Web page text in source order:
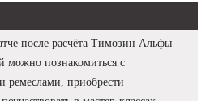
после расчёта Tимозин Альфы
можно познакомиться с
ремеслами, приобрести